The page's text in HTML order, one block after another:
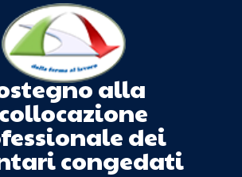
alla
dei
congedati